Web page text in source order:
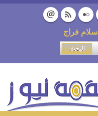
إسلام فراج